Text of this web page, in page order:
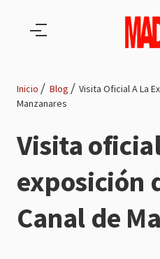
de
navegación
Inicio Blog
Visita Oficial A La
Manzanares
Visita
exposición
Canal de